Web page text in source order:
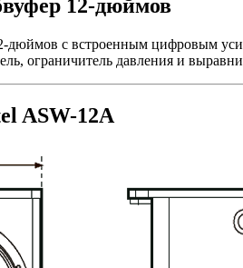
12-дюймов
дюймов с встроенным цифровым
ограничитель давления и
ASW-12A